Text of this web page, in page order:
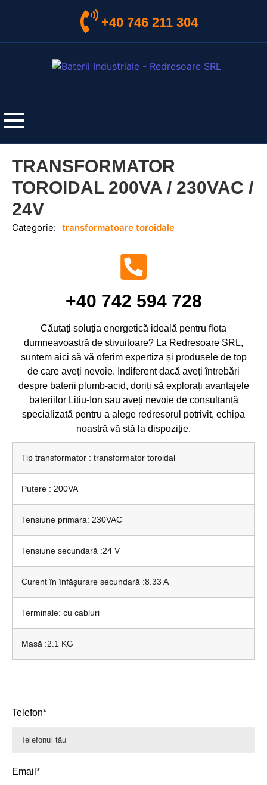
+40 746 211 304
TRANSFORMATOR
TOROIDAL 200VA / 230VAC /
24V
Categorie: transformatoare toroidale
+40 742 594 728
Căutați soluția energetică ideală pentru flota
dumneavoastră de stivuitoare? La Redresoare SRL,
suntem aici să vă oferim expertiza și produsele de top
de care aveți nevoie. Indiferent dacă aveți întrebări
despre baterii plumb-acid, doriți să explorați avantajele
bateriilor Litiu-Ion sau aveți nevoie de consultanță
specializată pentru a alege redresorul potrivit, echipa
noastră vă stă la dispoziție.
Tip transformator : transformator toroidal
Putere : 200VA
Tensiune primara: 230VAC
Tensiune secundară :24 V
Curent în înfăşurare secundară :8.33 A
Terminale: cu cabluri
Masă :2.1 KG
Telefon*
Email*